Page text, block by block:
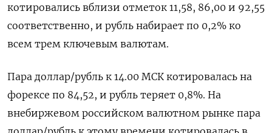
котировались вблизи отметок 11,58, 86,00 и 92,55
соответственно, и рубль набирает по 0,2% ко
всем трем ключевым валютам.
Пара доллар/рубль к 14.00 МСК котировалась на
форексе по 84,52, и рубль теряет 0,8%. На
внебиржевом российском валютном рынке пара